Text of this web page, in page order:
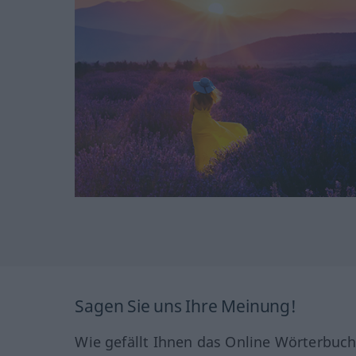
Sagen Sie uns Ihre Meinung!
Wie gefällt Ihnen das Online